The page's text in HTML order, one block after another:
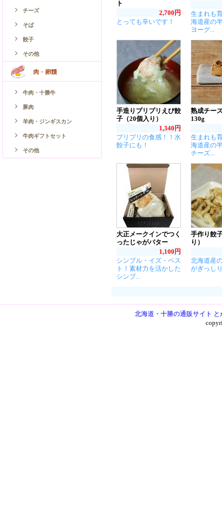
ト
2,700円
とっても辛いです！
生まれも
海道産の
ヨーグ...
手造りプリプリえび餃
子（20個入り）
1,340円
プリプリの食感！！水
餃子にも！
熟成チー
130g
生まれも
海道産の
チーズ...
大正メークインでつく
ったじゃがバター
1,100円
シンプル・イズ・ベス
ト！素材力を活かした
シンプ...
手作り餃
り）
北海道産
がぎっし
チーズ
そば
餃子
その他
牛肉・十勝牛
豚肉
羊肉・ジンギスカン
牛肉ギフトセット
その他
北海道・十勝の通販サイト と